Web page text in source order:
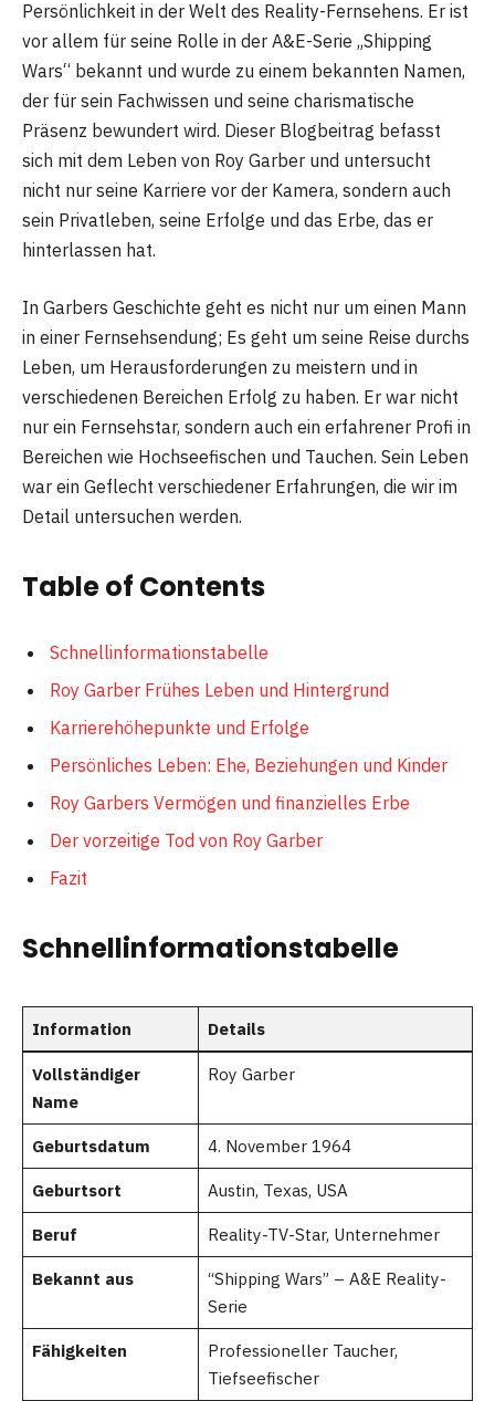
Persönlichkeit in der Welt des Reality-Fernsehens. Er ist
vor allem für seine Rolle in der A&E-Serie „Shipping
Wars“ bekannt und wurde zu einem bekannten Namen,
der für sein Fachwissen und seine charismatische
Präsenz bewundert wird. Dieser Blogbeitrag befasst
sich mit dem Leben von Roy Garber und untersucht
nicht nur seine Karriere vor der Kamera, sondern auch
sein Privatleben, seine Erfolge und das Erbe, das er
hinterlassen hat.
In Garbers Geschichte geht es nicht nur um einen Mann
in einer Fernsehsendung; Es geht um seine Reise durchs
Leben, um Herausforderungen zu meistern und in
verschiedenen Bereichen Erfolg zu haben. Er war nicht
nur ein Fernsehstar, sondern auch ein erfahrener Profi in
Bereichen wie Hochseefischen und Tauchen. Sein Leben
war ein Geflecht verschiedener Erfahrungen, die wir im
Detail untersuchen werden.
Table of Contents
Schnellinformationstabelle
Roy Garber Frühes Leben und Hintergrund
Karrierehöhepunkte und Erfolge
Persönliches Leben: Ehe, Beziehungen und Kinder
Roy Garbers Vermögen und finanzielles Erbe
Der vorzeitige Tod von Roy Garber
Fazit
Schnellinformationstabelle
Information Details
Vollständiger
Name
Roy Garber
Geburtsdatum 4. November 1964
Geburtsort Austin, Texas, USA
Beruf Reality-TV-Star, Unternehmer
Bekannt aus
“Shipping Wars” – A&E Reality-
Serie
Fähigkeiten
Professioneller Taucher,
Tiefseefischer